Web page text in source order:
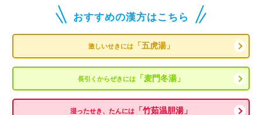
おすすめの漢方はこちら
激しいせきには「五虎湯」
長引くからぜきには「麦門冬湯」
湿ったせき、たんには 「竹茹温胆湯」